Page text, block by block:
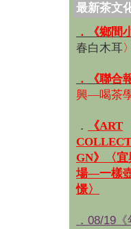
最新茶文
．《鄉間
春白木耳〉
．《聯合
興—喝茶
．
《ART
GN》〈
場—一樣
憬〉
．08/19